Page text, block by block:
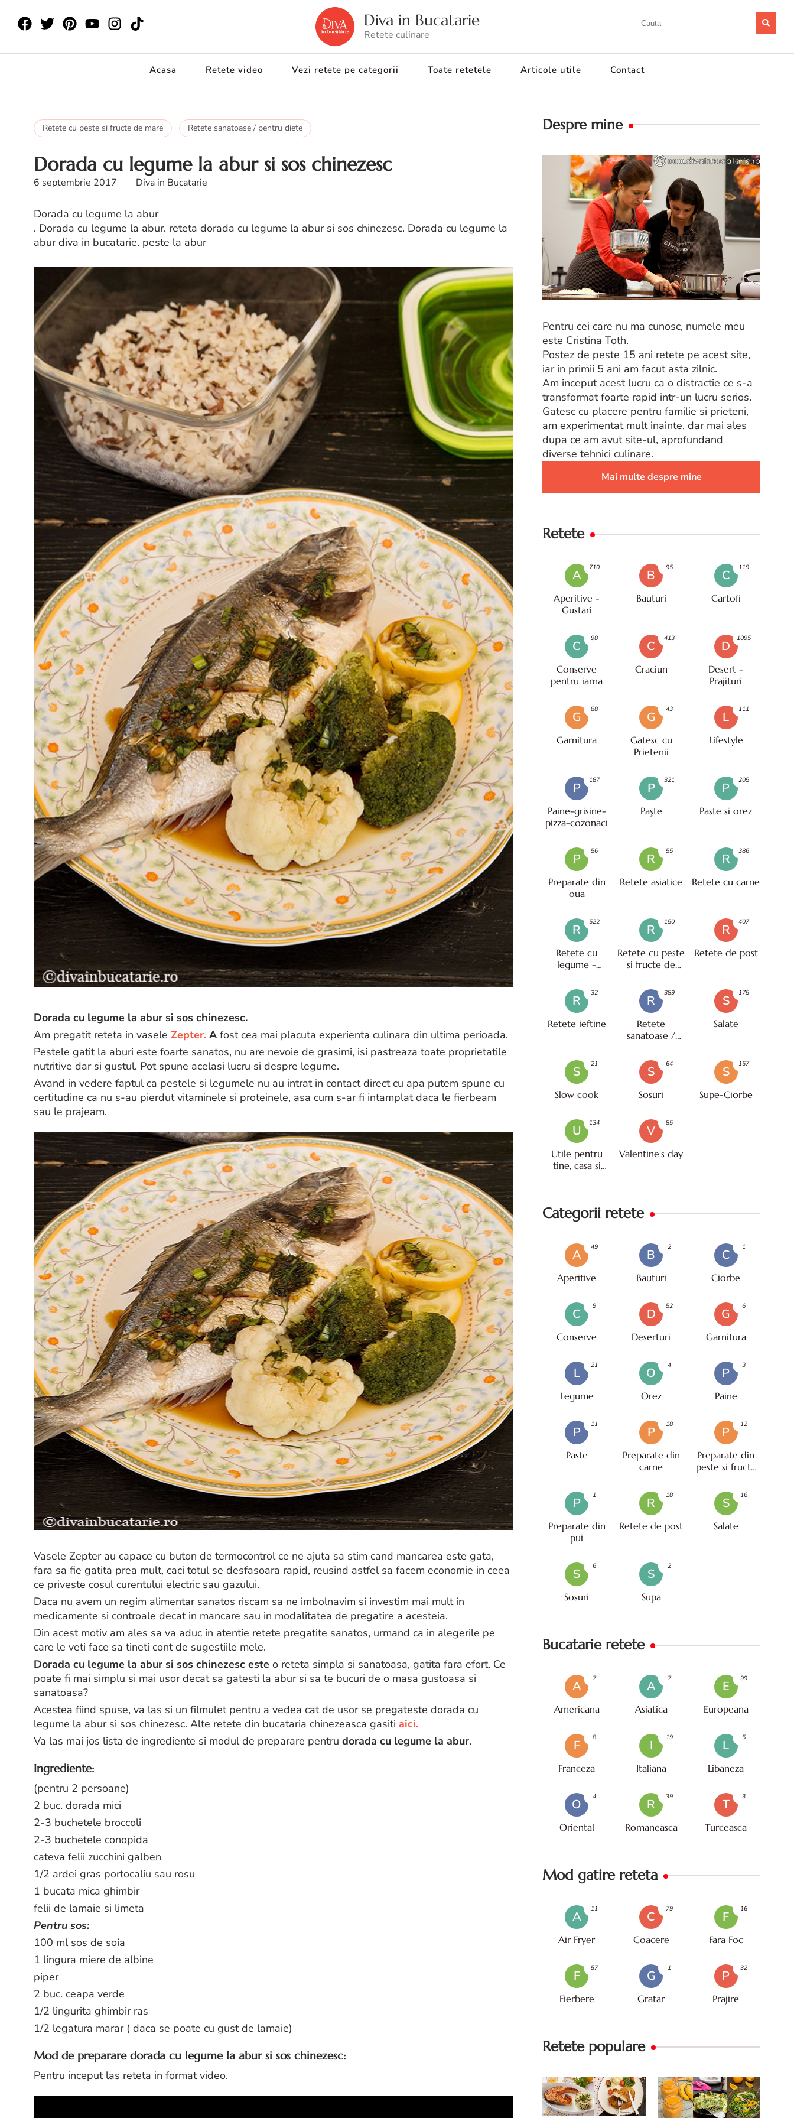
Diva in Bucatarie
Retete culinare
Acasa Retete video Vezi retete pe categorii Toate retetele Articole utile Contact
Retete cu peste si fructe de mare Retete sanatoase / pentru diete
Dorada cu legume la abur si sos chinezesc
6 septembrie 2017 Diva in Bucatarie
Dorada cu legume la abur
. Dorada cu legume la abur. reteta dorada cu legume la abur si sos chinezesc. Dorada cu legume la
abur diva in bucatarie. peste la abur
Dorada cu legume la abur si sos chinezesc.
Am pregatit reteta in vasele Zepter. Afost cea mai placuta experienta culinara din ultima perioada.
Pestele gatit la aburi este foarte sanatos, nu are nevoie de grasimi, isi pastreaza toate proprietatile
nutritive dar si gustul. Pot spune acelasi lucru si despre legume.
Avand in vedere faptul ca pestele si legumele nu au intrat in contact direct cu apa putem spune cu
certitudine ca nu s-au pierdut vitaminele si proteinele, asa cum s-ar fi intamplat daca le fierbeam
sau le prajeam.
Vasele Zepter au capace cu buton de termocontrol ce ne ajuta sa stim cand mancarea este gata,
fara sa fie gatita prea mult, caci totul se desfasoara rapid, reusind astfel sa facem economie in ceea
ce priveste cosul curentului electric sau gazului.
Daca nu avem un regim alimentar sanatos riscam sa ne imbolnavim si investim mai mult in
medicamente si controale decat in mancare sau in modalitatea de pregatire a acesteia.
Din acest motiv am ales sa va aduc in atentie retete pregatite sanatos, urmand ca in alegerile pe
care le veti face sa tineti cont de sugestiile mele.
Dorada cu legume la abur si sos chinezesc este o reteta simpla si sanatoasa, gatita fara efort. Ce
poate fi mai simplu si mai usor decat sa gatesti la abur si sa te bucuri de o masa gustoasa si
sanatoasa?
Acestea fiind spuse, va las si un filmulet pentru a vedea cat de usor se pregateste dorada cu
legume la abur si sos chinezesc. Alte retete din bucataria chinezeasca gasiti aici.
Va las mai jos lista de ingrediente si modul de preparare pentru dorada cu legume la abur.
Ingrediente:
(pentru 2 persoane)
2 buc. dorada mici
2-3 buchetele broccoli
2-3 buchetele conopida
cateva felii zucchini galben
1/2 ardei gras portocaliu sau rosu
1 bucata mica ghimbir
felii de lamaie si limeta
Pentru sos:
100 ml sos de soia
1 lingura miere de albine
piper
2 buc. ceapa verde
1/2 lingurita ghimbir ras
1/2 legatura marar ( daca se poate cu gust de lamaie)
Mod de preparare dorada cu legume la abur si sos chinezesc:
Pentru inceput las reteta in format video.
Despre mine
Pentru cei care nu ma cunosc, numele meu
este Cristina Toth.
Postez de peste 15 ani retete pe acest site,
iar in primii 5 ani am facut asta zilnic.
Am inceput acest lucru ca o distractie ce s-a
transformat foarte rapid intr-un lucru serios.
Gatesc cu placere pentru familie si prieteni,
am experimentat mult inainte, dar mai ales
dupa ce am avut site-ul, aprofundand
diverse tehnici culinare.
Mai multe despre mine
Retete
A
Aperitive -
Gustari
710
B
Bauturi
95
C
Cartofi
119
C
Conserve
pentru iarna
98
C
Craciun
413
D
Desert -
Prajituri
1095
G
Garnitura
88
G
Gatesc cu
Prietenii
43
L
Lifestyle
111
P
Paine-grisine-
pizza-cozonaci
187
P
Paşte
321
P
Paste si orez
205
P
Preparate din
oua
56
R
Retete asiatice
55
R
Retete cu carne
386
R
Retete cu
legume -
522
R
Retete cu peste
si fructe de
150
R
Retete de post
407
R
Retete ieftine
32
R
Retete
sanatoase /
389
S
Salate
175
S
Slow cook
21
S
Sosuri
64
S
Supe-Ciorbe
157
U
Utile pentru
tine, casa si
134
V
Valentine's day
85
Categorii retete
A
Aperitive
49
B
Bauturi
2
C
Ciorbe
1
C
Conserve
9
D
Deserturi
52
G
Garnitura
6
L
Legume
21
O
Orez
4
P
Paine
3
P
Paste
11
P
Preparate din
carne
18
P
Preparate din
peste si fructe
12
P
Preparate din
pui
1
R
Retete de post
18
S
Salate
16
S
Sosuri
6
S
Supa
2
Bucatarie retete
A
Americana
7
A
Asiatica
7
E
Europeana
99
F
Franceza
8
I
Italiana
19
L
Libaneza
5
O
Oriental
4
R
Romaneasca
39
T
Turceasca
3
Mod gatire reteta
A
Air Fryer
11
C
Coacere
79
F
Fara Foc
16
F
Fierbere
57
G
Gratar
1
P
Prajire
32
Retete populare